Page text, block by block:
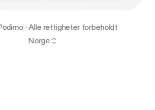
· Alle rettigheter forbeholdt
Norge